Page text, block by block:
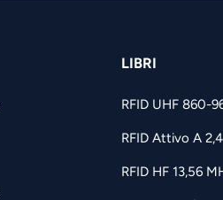
LIBRI
RFID UHF 860-
RFID Attivo A
RFID HF 13,56